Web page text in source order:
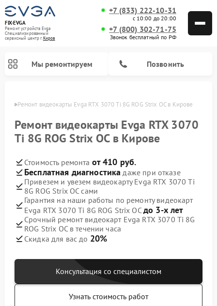
FIX-EVGA
Ремонт устройств Evga
Специализированный
cервисный центр г.Киров
+7 (833) 222-10-31
с 10:00 до 20:00
+7 (800) 302-71-75
Звонок бесплатный по РФ
Мы ремонтируем Позвонить
Ремонт видеокарты Evga RTX 3070 Ti 8G ROG Strix OC в Кирове
Ремонт видеокарты Evga RTX 3070
Ti 8G ROG Strix OC в Кирове
Стоимость ремонта от 410 руб.
Бесплатная диагностика даже при отказе
Привезем и увезем видеокарту Evga RTX 3070 Ti
8G ROG Strix OC сами
Гарантия на наши работы по ремонту видеокарт
Evga RTX 3070 Ti 8G ROG Strix OCдо 3-х лет
Срочный ремонт видеокарт Evga RTX 3070 Ti 8G
ROG Strix OC в течении часа
Скидка для вас до 20%
Консультация со специалистом
Узнать стоимость работ